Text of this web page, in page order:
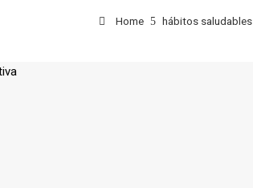
Home hábitos saludables